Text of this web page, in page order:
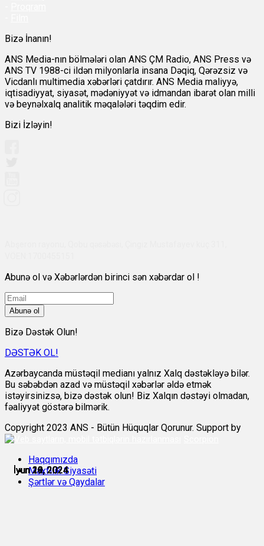
İyun 11, 2024
İyun 19, 2024
İyun 19, 2024
İyun 20, 2024
İyun 20, 2024
İyun 26, 2024
Bizə İnanın!
ANS Media-nın bölmələri olan ANS ÇM Radio, ANS Press və
ANS TV 1988-ci ildən milyonlarla insana Dəqiq, Qərəzsiz və
Vicdanlı multimedia xəbərləri çatdırır. ANS Media maliyyə,
iqtisadiyyat, siyasət, mədəniyyət və idmandan ibarət olan milli
və beynəlxalq analitik məqalələri təqdim edir.
Bizi İzləyin!
Abunə ol və Xəbərlərdən birinci sən xəbərdar ol !
Abunə ol
Bizə Dəstək Olun!
DƏSTƏK OL!
Azərbaycanda müstəqil medianı yalnız Xalq dəstəkləyə bilər.
Bu səbəbdən azad və müstəqil xəbərlər əldə etmək
istəyirsinizsə, bizə dəstək olun! Biz Xalqın dəstəyi olmadan,
fəaliyyət göstərə bilmərik.
Copyright 2023 ANS - Bütün Hüquqlar Qorunur. Support by
Haqqımızda
Məxfilik Siyasəti
Şərtlər və Qaydalar